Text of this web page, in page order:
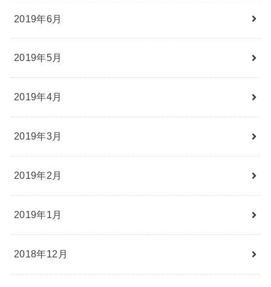
2019年6月
2019年5月
2019年4月
2019年3月
2019年2月
2019年1月
2018年12月